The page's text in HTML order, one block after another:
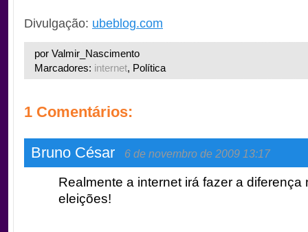
Divulgação: ubeblog.com
por Valmir_Nascimento
Marcadores: internet, Política
1 Comentários:
Bruno César 6 de novembro de 2009 13:17
Realmente a internet irá fazer a diferença
eleições!